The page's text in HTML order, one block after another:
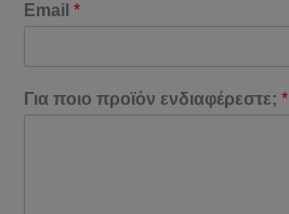
Email*
Για ποιο προϊόν ενδιαφέρεστε;*